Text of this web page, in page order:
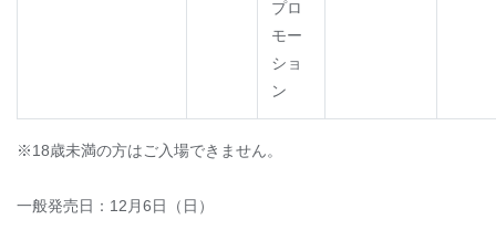
プロ
モー
ショ
ン
※18歳未満の方はご入場できません。
一般発売日：12月6日（日）